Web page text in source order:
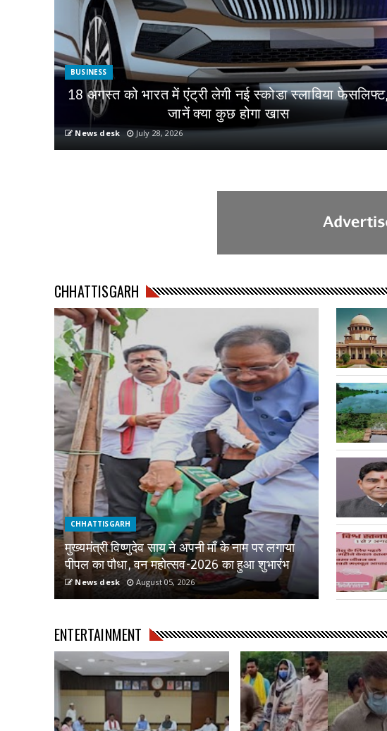
BUSINESS
18 अगस्त को भारत में एंट्री लेगी नई स्कोडा स्लाविया फेसलिफ्ट,
जानें क्या कुछ होगा खास
News desk July 28, 2026
CHHATTISGARH
CHHATTISGARH
मुख्यमंत्री विष्णुदेव साय ने अपनी माँ के नाम पर लगाया
पीपल का पौधा, वन महोत्सव-2026 का हुआ शुभारंभ
News desk August 05, 2026
ENTERTAINMENT